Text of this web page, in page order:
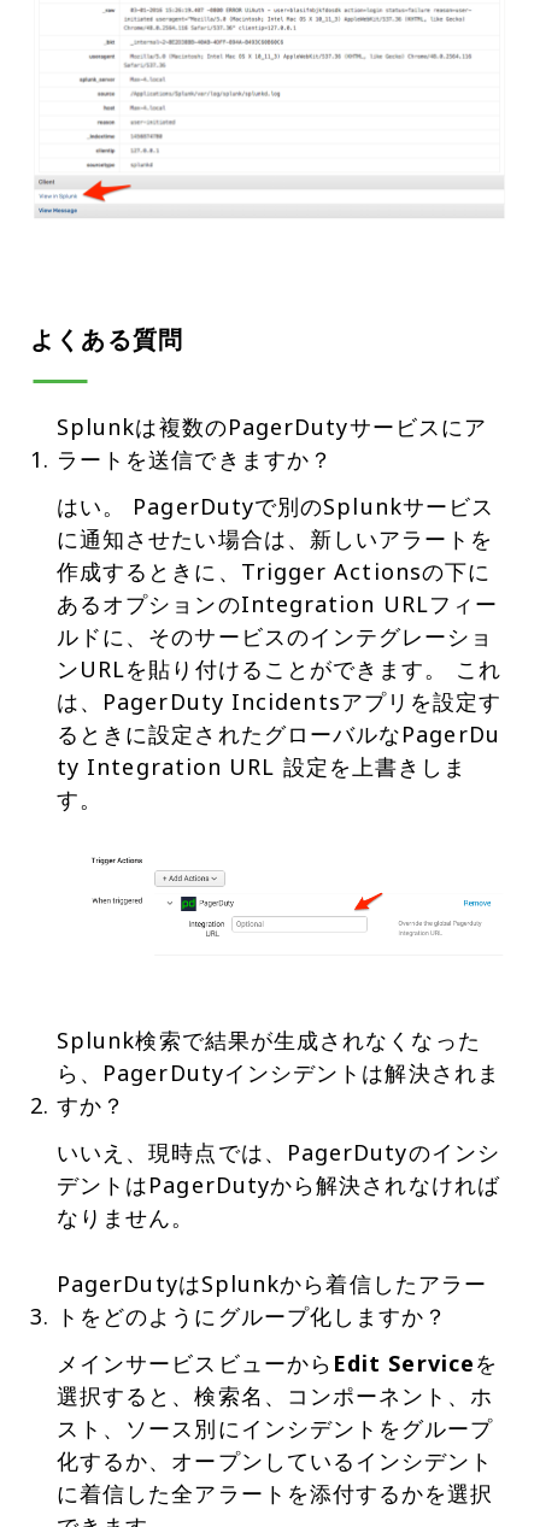
よくある質問
Splunkは複数のPagerDutyサービスにア
ラートを送信できますか？
はい。 PagerDutyで別のSplunkサービス
に通知させたい場合は、新しいアラートを
作成するときに、Trigger Actionsの下に
あるオプションのIntegration URLフィー
ルドに、そのサービスのインテグレーショ
ンURLを貼り付けることができます。 これ
は、PagerDuty Incidentsアプリを設定す
るときに設定されたグローバルなPagerDu
ty Integration URL 設定を上書きしま
す。
Splunk検索で結果が生成されなくなった
ら、PagerDutyインシデントは解決されま
すか？
いいえ、現時点では、PagerDutyのインシ
デントはPagerDutyから解決されなければ
なりません。
PagerDutyはSplunkから着信したアラー
トをどのようにグループ化しますか？
メインサービスビューから Edit Serviceを
選択すると、検索名、コンポーネント、ホ
スト、ソース別にインシデントをグループ
化するか、オープンしているインシデント
に着信した全アラートを添付するかを選択